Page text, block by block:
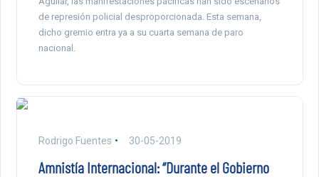
de represión policial desproporcionada. Esta semana,
dicho gremio entra ya a su cuarta semana de paro
nacional.
Rodrigo Fuentes 30-05-2019
Amnistía Internacional: “Durante el Gobierno